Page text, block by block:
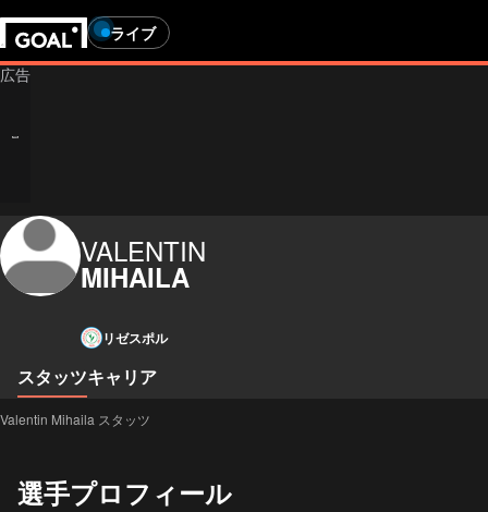
ライブ
VALENTIN
MIHAILA
リゼスポル
スタッツキャリア
Valentin Mihaila スタッツ
選手プロフィール